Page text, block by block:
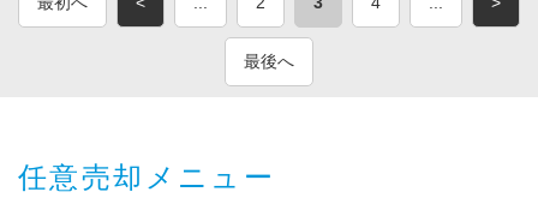
最後へ
任意売却メニュー